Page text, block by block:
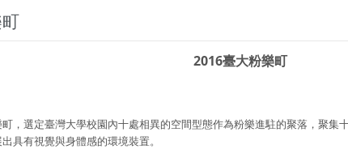
2016臺大粉樂町
，選定臺灣大學校園內十處相異的空間型態作為粉樂進駐的聚落，聚集
具有視覺與身體感的環境裝置。